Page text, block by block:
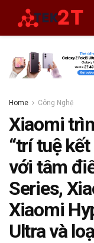
Home Công Nghệ
Xiaomi
“trí tuệ
với tâm
Series,
Xiaomi
Ultra và